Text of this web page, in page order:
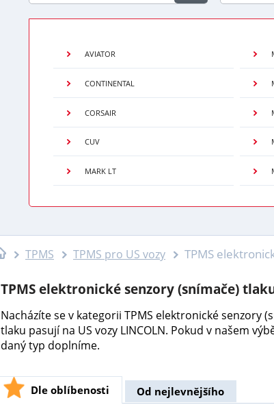
AVIATOR
CONTINENTAL
CORSAIR
CUV
MARK LT
TPMS TPMS pro US vozy TPMS
TPMS elektronické senzory (snímače)
Nacházíte se v kategorii TPMS elektronické senzory
tlaku pasují na US vozy LINCOLN. Pokud v našem
daný typ doplníme.
Dle oblíbenosti Od nejlevnějšího